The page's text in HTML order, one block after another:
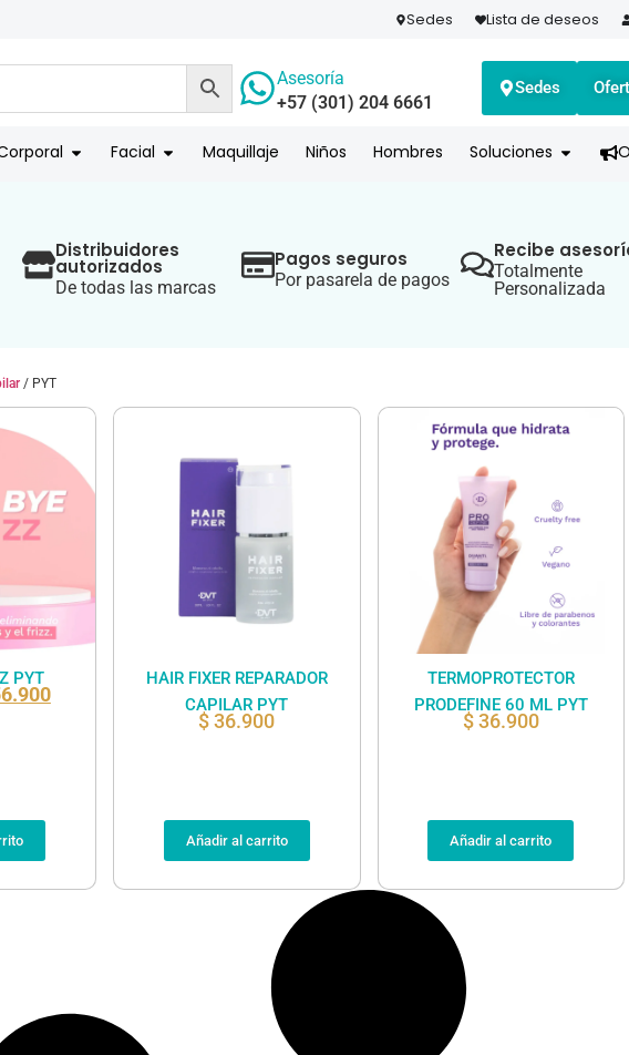
Sedes Lista de deseos
Asesoría
+57 (301) 204 6661
Sedes
Facial Maquillaje Niños Hombres Soluciones
Distribuidores
autorizados
De todas las marcas
Pagos seguros
Por pasarela de pagos
Recibe
Totalmente
Personalizada
/ PYT
PYT
HAIR FIXER REPARADOR
CAPILAR PYT
$36.900
Añadir al carrito
TERMOPROTECTOR
PRODEFINE 60 ML PYT
$36.900
Añadir al carrito